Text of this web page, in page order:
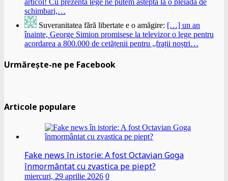
schimbari,…
Suveranitatea fără libertate e o amăgire: […] un an
înainte, George Simion promisese la televizor o lege pentru
acordarea a 800.000 de cetățenii pentru „frații noștri…
Urmărește-ne pe Facebook
Articole populare
Fake news în istorie: A fost Octavian Goga
înmormântat cu zvastica pe piept?
miercuri, 29 aprilie 2026 0